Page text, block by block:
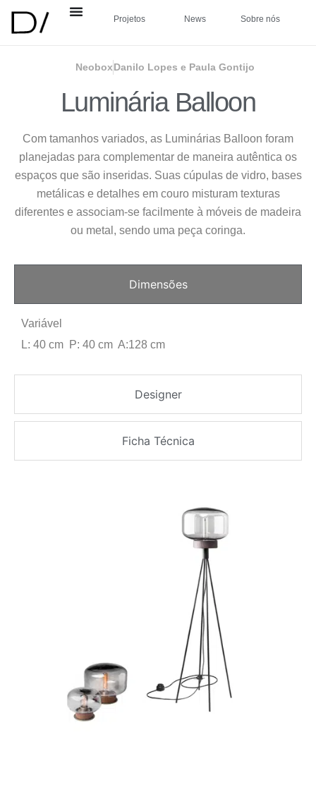
Projetos News Sobre nós
NeoboxDanilo Lopes e Paula Gontijo
Luminária Balloon
Com tamanhos variados, as Luminárias Balloon foram
planejadas para complementar de maneira autêntica os
espaços que são inseridas. Suas cúpulas de vidro, bases
metálicas e detalhes em couro misturam texturas
diferentes e associam-se facilmente à móveis de madeira
ou metal, sendo uma peça coringa.
Dimensões
Designer
Ficha Técnica
Variável
L: 40 cm P: 40 cm A:128 cm